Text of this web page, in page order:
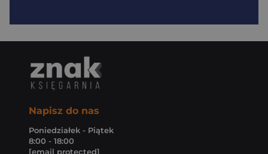
Napisz do nas
Poniedziałek - Piątek
8:00 - 18:00
[email protected]